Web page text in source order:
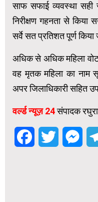
साफ सफाई व्यवस्था सही
निरीक्षण गहनता से किया
सर्वे सत प्रतिशत पूर्ण किया
अधिक से अधिक महिला
वह मृतक महिला का नाम
अपर जिलाधिकारी सहित
वर्ल्ड न्यूज़ 24संपादक
FacebookTwitter